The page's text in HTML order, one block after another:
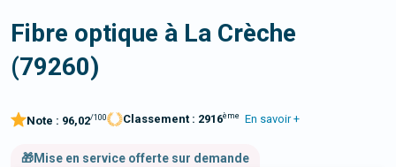
Fibre optique à La Crèche
(79260)
Note : 96,02/100 Classement : 2916ème En savoir +
🎁Mise en service offerte sur demande